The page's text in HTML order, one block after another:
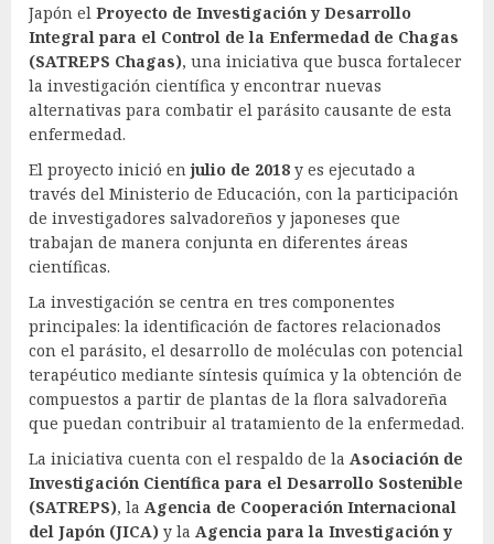
Japón el Proyecto de Investigación y Desarrollo
Integral para el Control de la Enfermedad de Chagas
(SATREPS Chagas), una iniciativa que busca fortalecer
la investigación científica y encontrar nuevas
alternativas para combatir el parásito causante de esta
enfermedad.
El proyecto inició enjulio de 2018 y es ejecutado a
través del Ministerio de Educación, con la participación
de investigadores salvadoreños y japoneses que
trabajan de manera conjunta en diferentes áreas
científicas.
La investigación se centra en tres componentes
principales: la identificación de factores relacionados
con el parásito, el desarrollo de moléculas con potencial
terapéutico mediante síntesis química y la obtención de
compuestos a partir de plantas de la flora salvadoreña
que puedan contribuir al tratamiento de la enfermedad.
La iniciativa cuenta con el respaldo de la Asociación de
Investigación Científica para el Desarrollo Sostenible
(SATREPS), la Agencia de Cooperación Internacional
del Japón (JICA) y la Agencia para la Investigación y